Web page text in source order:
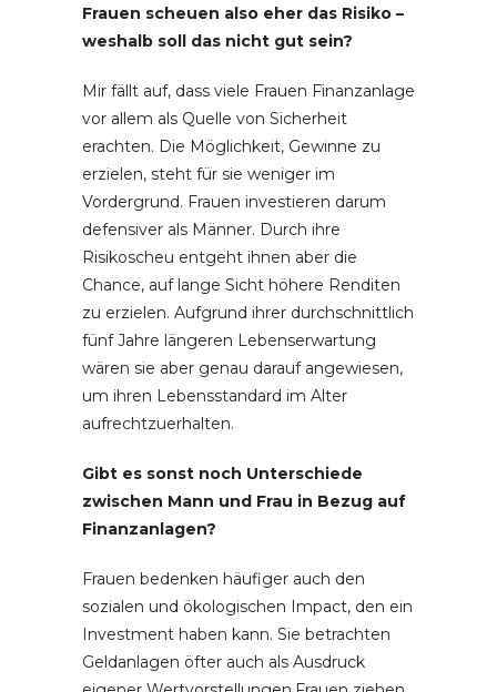
Frauen scheuen also eher das Risiko –
weshalb soll das nicht gut sein?
Mir fällt auf, dass viele Frauen Finanzanlage
vor allem als Quelle von Sicherheit
erachten. Die Möglichkeit, Gewinne zu
erzielen, steht für sie weniger im
Vordergrund. Frauen investieren darum
defensiver als Männer. Durch ihre
Risikoscheu entgeht ihnen aber die
Chance, auf lange Sicht höhere Renditen
zu erzielen. Aufgrund ihrer durchschnittlich
fünf Jahre längeren Lebenserwartung
wären sie aber genau darauf angewiesen,
um ihren Lebensstandard im Alter
aufrechtzuerhalten.
Gibt es sonst noch Unterschiede
zwischen Mann und Frau in Bezug auf
Finanzanlagen?
Frauen bedenken häufiger auch den
sozialen und ökologischen Impact, den ein
Investment haben kann. Sie betrachten
Geldanlagen öfter auch als Ausdruck